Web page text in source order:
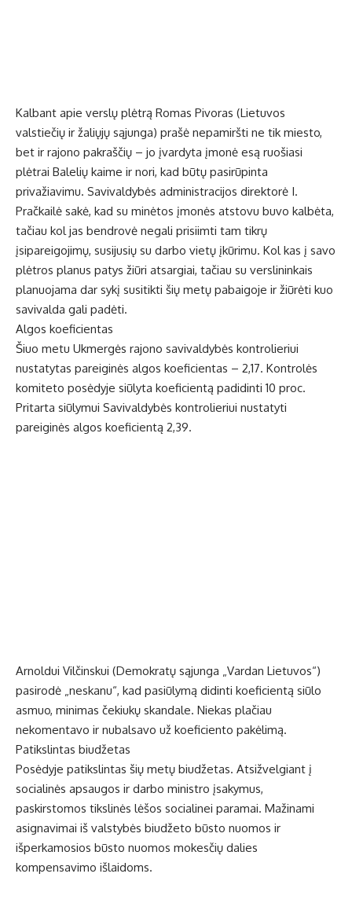
Kalbant apie verslų plėtrą Romas Pivoras (Lietuvos
valstiečių ir žaliųjų sąjunga) prašė nepamiršti ne tik miesto,
bet ir rajono pakraščių – jo įvardyta įmonė esą ruošiasi
plėtrai Balelių kaime ir nori, kad būtų pasirūpinta
privažiavimu. Savivaldybės administracijos direktorė I.
Pračkailė sakė, kad su minėtos įmonės atstovu buvo kalbėta,
tačiau kol jas bendrovė negali prisiimti tam tikrų
įsipareigojimų, susijusių su darbo vietų įkūrimu. Kol kas į savo
plėtros planus patys žiūri atsargiai, tačiau su verslininkais
planuojama dar sykį susitikti šių metų pabaigoje ir žiūrėti kuo
savivalda gali padėti.
Algos koeficientas
Šiuo metu Ukmergės rajono savivaldybės kontrolieriui
nustatytas pareiginės algos koeficientas – 2,17. Kontrolės
komiteto posėdyje siūlyta koeficientą padidinti 10 proc.
Pritarta siūlymui Savivaldybės kontrolieriui nustatyti
pareiginės algos koeficientą 2,39.
Arnoldui Vilčinskui (Demokratų sąjunga „Vardan Lietuvos“)
pasirodė „neskanu“, kad pasiūlymą didinti koeficientą siūlo
asmuo, minimas čekiukų skandale. Niekas plačiau
nekomentavo ir nubalsavo už koeficiento pakėlimą.
Patikslintas biudžetas
Posėdyje patikslintas šių metų biudžetas. Atsižvelgiant į
socialinės apsaugos ir darbo ministro įsakymus,
paskirstomos tikslinės lėšos socialinei paramai. Mažinami
asignavimai iš valstybės biudžeto būsto nuomos ir
išperkamosios būsto nuomos mokesčių dalies
kompensavimo išlaidoms.